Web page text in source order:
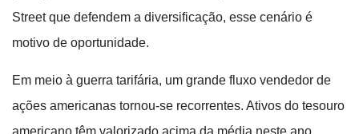
Street que defendem a diversificação, esse cenário é
motivo de oportunidade.
Em meio à guerra tarifária, um grande fluxo vendedor de
ações americanas tornou-se recorrentes. Ativos do tesouro